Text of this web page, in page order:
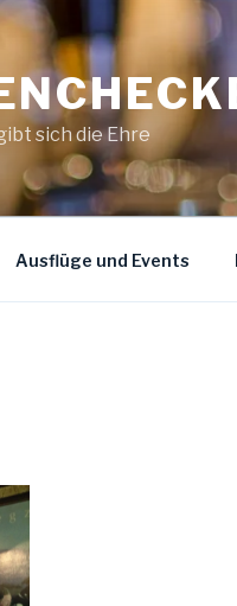
sich die Ehre
Ausflüge und Events